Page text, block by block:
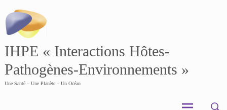
content
IHPE « Interactions Hôtes-
Pathogènes-Environnements »
Une Santé – Une Planète – Un Océan